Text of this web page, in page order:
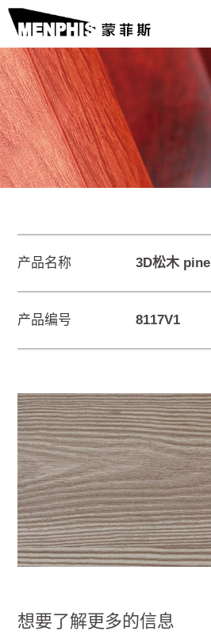
产品名称 3D松木 pine
产品编号 8117V1
想要了解更多的信息